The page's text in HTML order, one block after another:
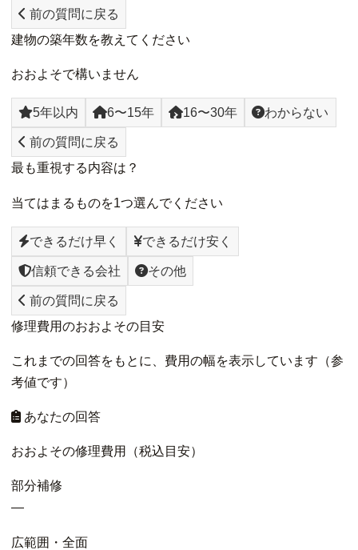
前の質問に戻る
建物の築年数を教えてください
おおよそで構いません
5年以内 6〜15年 16〜30年 わからない
前の質問に戻る
最も重視する内容は？
当てはまるものを1つ選んでください
できるだけ早く できるだけ安く
信頼できる会社 その他
前の質問に戻る
修理費用のおおよその目安
これまでの回答をもとに、費用の幅を表示しています（参
考値です）
あなたの回答
おおよその修理費用（税込目安）
部分補修
—
広範囲・全面